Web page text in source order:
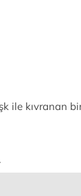
ile kıvranan